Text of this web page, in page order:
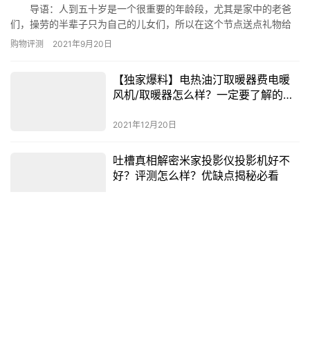
导语：人到五十岁是一个很重要的年龄段，尤其是家中的老爸
们，操劳的半辈子只为自己的儿女们，所以在这个节点送点礼物给
老爸是很有必要的，下面网就整理了50多岁爸爸生日礼物排行榜，
约，一把剃须刀会用好久，所以在这时送剃须刀是在合适不过了。
购物评测 2021年9月20日
【独家爆料】电热油汀取暖器费电暖
风机/取暖器怎么样？一定要了解的评
2021年12月20日
吐槽真相解密米家投影仪投影机好不
好？评测怎么样？优缺点揭秘必看